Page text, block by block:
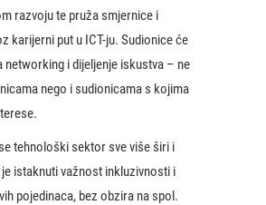
razvoju te pruža smjernice i
karijerni put u ICT-ju. Sudionice će
networking i dijeljenje iskustva – ne
nego i sudionicama s kojima
tehnološki sektor sve više širi i
istaknuti važnost inkluzivnosti i
pojedinaca, bez obzira na spol.